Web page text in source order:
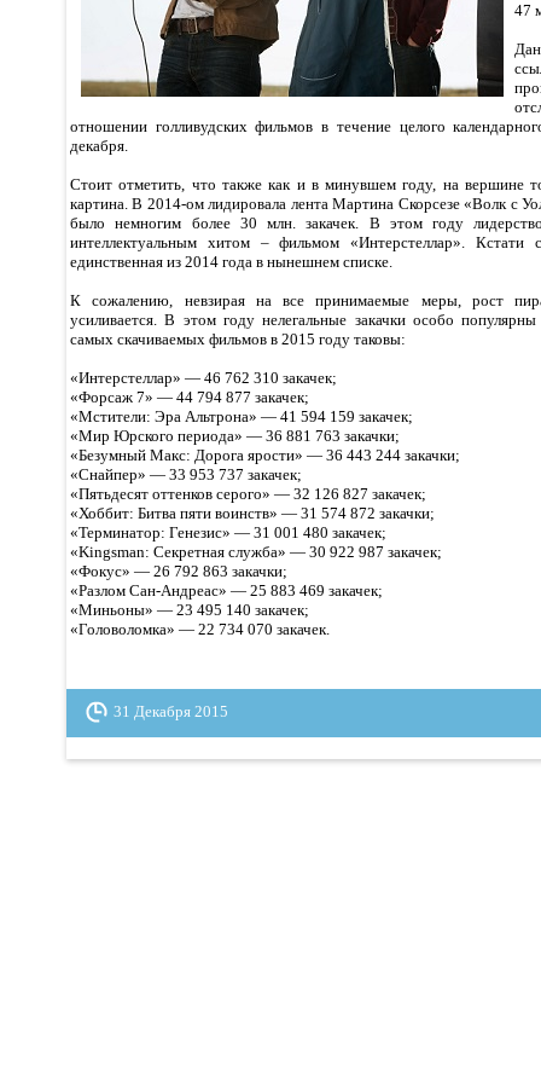
47
отношении голливудских фильмов в течение целого
декабря.
Стоит отметить, что также как и в минувшем году, на вершине
картина. В 2014-ом лидировала лента Мартина Скорсезе «Волк с
было немногим более 30 млн. закачек. В этом году
интеллектуальным хитом – фильмом «Интерстеллар». Кстати
единственная из 2014 года в нынешнем списке.
К сожалению, невзирая на все принимаемые меры, рост
усиливается. В этом году нелегальные закачки особо
самых скачиваемых фильмов в 2015 году таковы:
«Интерстеллар» — 46 762 310 закачек;
«Форсаж 7» — 44 794 877 закачек;
«Мстители: Эра Альтрона» — 41 594 159 закачек;
«Мир Юрского периода» — 36 881 763 закачки;
«Безумный Макс: Дорога ярости» — 36 443 244 закачки;
«Снайпер» — 33 953 737 закачек;
«Пятьдесят оттенков серого» — 32 126 827 закачек;
«Хоббит: Битва пяти воинств» — 31 574 872 закачки;
«Терминатор: Генезис» — 31 001 480 закачек;
«Kingsman: Секретная служба» — 30 922 987 закачек;
«Фокус» — 26 792 863 закачки;
«Разлом Сан-Андреас» — 25 883 469 закачек;
«Миньоны» — 23 495 140 закачек;
«Головоломка» — 22 734 070 закачек.
31 Декабря 2015